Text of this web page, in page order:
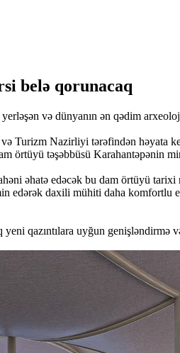
belə qorunacaq
və dünyanın ən qədim
Turizm Nazirliyi tərəfindən həyata
örtüyü təşəbbüsü Karahantəpənin
əhatə edəcək bu dam örtüyü
edərək daxili mühiti daha komfortlu
qazıntılara uyğun genişləndirmə